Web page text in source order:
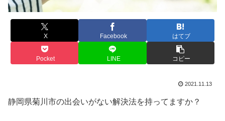
X Facebook はてブ
Pocket LINE コピー
2021.11.13
静岡県菊川市の出会いがない解決法を持ってますか？